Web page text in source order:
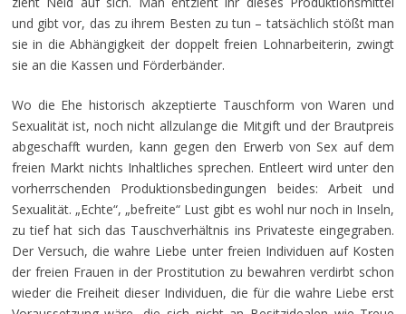
und gibt vor, das zu ihrem Besten zu tun – tatsächlich stößt man
sie in die Abhängigkeit der doppelt freien Lohnarbeiterin, zwingt
sie an die Kassen und Förderbänder.
Wo die Ehe historisch akzeptierte Tauschform von Waren und
Sexualität ist, noch nicht allzulange die Mitgift und der Brautpreis
abgeschafft wurden, kann gegen den Erwerb von Sex auf dem
freien Markt nichts Inhaltliches sprechen. Entleert wird unter den
vorherrschenden Produktionsbedingungen beides: Arbeit und
Sexualität. „Echte“, „befreite“ Lust gibt es wohl nur noch in Inseln,
zu tief hat sich das Tauschverhältnis ins Privateste eingegraben.
Der Versuch, die wahre Liebe unter freien Individuen auf Kosten
der freien Frauen in der Prostitution zu bewahren verdirbt schon
wieder die Freiheit dieser Individuen, die für die wahre Liebe erst